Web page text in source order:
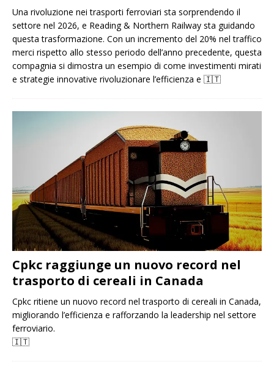
Una rivoluzione nei trasporti ferroviari sta sorprendendo il
settore nel 2026, e Reading & Northern Railway sta guidando
questa trasformazione. Con un incremento del 20% nel traffico
merci rispetto allo stesso periodo dell’anno precedente, questa
compagnia si dimostra un esempio di come investimenti mirati
e strategie innovative rivoluzionare l’efficienza e 🇮🇹
Cpkc raggiunge un nuovo record nel
trasporto di cereali in Canada
Cpkc ritiene un nuovo record nel trasporto di cereali in Canada,
migliorando l’efficienza e rafforzando la leadership nel settore
ferroviario.
🇮🇹